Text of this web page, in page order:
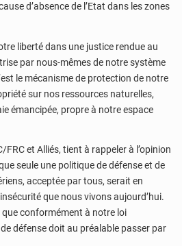
d’absence de l’Etat dans les zones
liberté dans une justice rendue au
par nous-mêmes de notre système
le mécanisme de protection de notre
sur nos ressources naturelles,
émancipée, propre à notre espace
et Alliés, tient à rappeler à l’opinion
seule une politique de défense et de
acceptée par tous, serait en
que nous vivons aujourd’hui.
que conformément à notre loi
défense doit au préalable passer par